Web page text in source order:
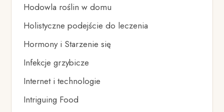
Hodowla roślin w domu
Holistyczne podejście do leczenia
Hormony i Starzenie się
Infekcje grzybicze
Internet i technologie
Intriguing Food